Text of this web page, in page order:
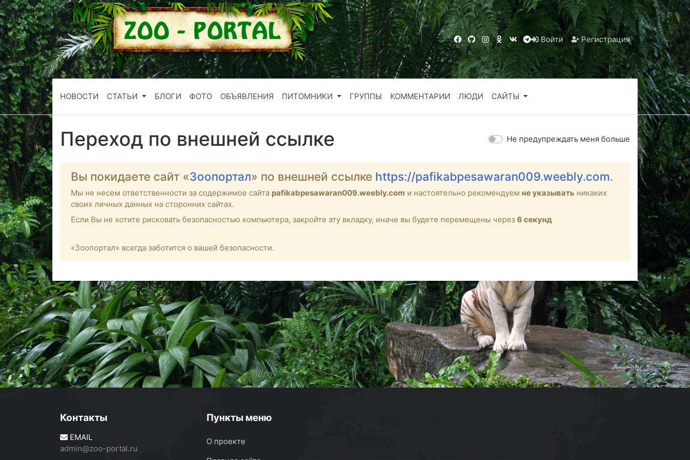
Войти Регистрация
НОВОСТИ СТАТЬИ БЛОГИ ФОТО ОБЪЯВЛЕНИЯ ПИТОМНИКИ ГРУППЫ КОММЕНТАРИИ ЛЮДИ САЙТЫ
Переход по внешней ссылке Не предупреждать меня больше
Вы покидаете сайт «Зоопортал» по внешней ссылке https://pafikabpesawaran009.weebly.com.
Мы не несем ответственности за содержимое сайта pafikabpesawaran009.weebly.com и настоятельно рекомендуем не указывать никаких
своих личных данных на сторонних сайтах.
Если Вы не хотите рисковать безопасностью компьютера, закройте эту вкладку, иначе вы будете перемещены через 5 секунд
«Зоопортал» всегда заботится о вашей безопасности.
Контакты
EMAIL
admin@zoo-portal.ru
Пункты меню
О проекте